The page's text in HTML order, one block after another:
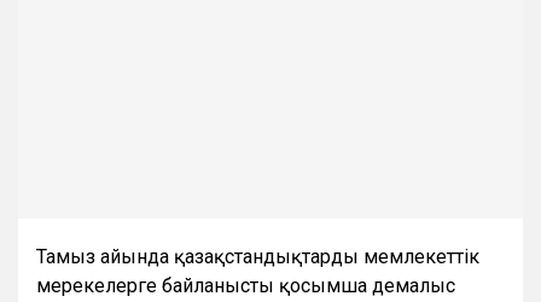
Тамыз айында қазақстандықтарды мемлекеттік
мерекелерге байланысты қосымша демалыс